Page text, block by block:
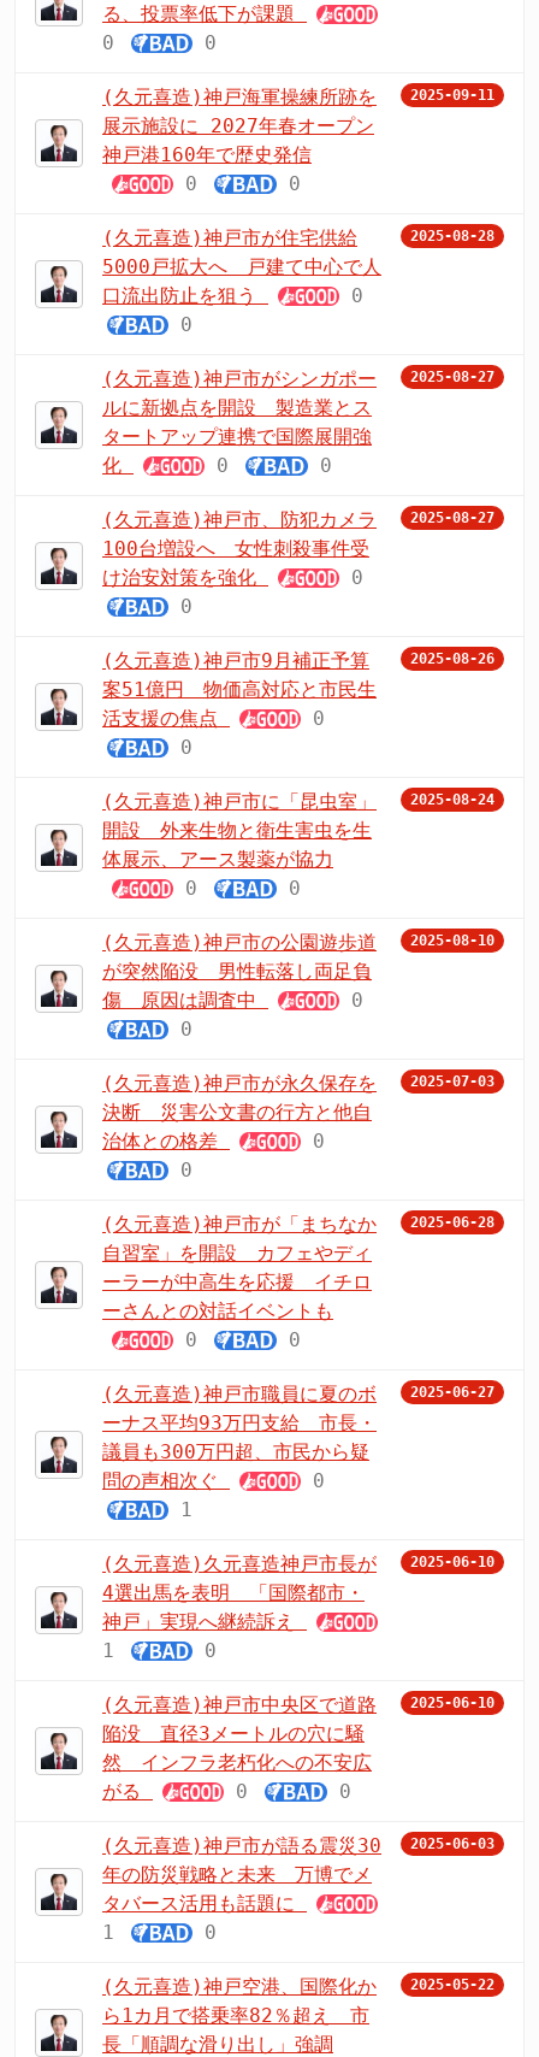
る、投票率低下が課題
0
0
(久元喜造)神戸海軍操練所跡を
展示施設に 2027年春オープン
神戸港160年で歴史発信
0
0
2025-09-11
(久元喜造)神戸市が住宅供給
5000戸拡大へ 戸建て中心で人
口流出防止を狙う
0
0
2025-08-28
(久元喜造)神戸市がシンガポー
ルに新拠点を開設 製造業とス
タートアップ連携で国際展開強
化
0 0
2025-08-27
(久元喜造)神戸市、防犯カメラ
100台増設へ 女性刺殺事件受
け治安対策を強化
0
0
2025-08-27
(久元喜造)神戸市9月補正予算
案51億円 物価高対応と市民生
活支援の焦点
0
0
2025-08-26
(久元喜造)神戸市に「昆虫室」
開設 外来生物と衛生害虫を生
体展示、アース製薬が協力
0
0
2025-08-24
(久元喜造)神戸市の公園遊歩道
が突然陥没 男性転落し両足負
傷 原因は調査中
0
0
2025-08-10
(久元喜造)神戸市が永久保存を
決断 災害公文書の行方と他自
治体との格差
0
0
2025-07-03
(久元喜造)神戸市が「まちなか
自習室」を開設 カフェやディ
ーラーが中高生を応援 イチロ
ーさんとの対話イベントも
0
0
2025-06-28
(久元喜造)神戸市職員に夏のボ
ーナス平均93万円支給 市長・
議員も300万円超、市民から疑
問の声相次ぐ
0
1
2025-06-27
(久元喜造)久元喜造神戸市長が
4選出馬を表明 「国際都市・
神戸」実現へ継続訴え
1
0
2025-06-10
(久元喜造)神戸市中央区で道路
陥没 直径3メートルの穴に騒
然 インフラ老朽化への不安広
がる
0 0
2025-06-10
(久元喜造)神戸市が語る震災30
年の防災戦略と未来 万博でメ
タバース活用も話題に
1
0
2025-06-03
(久元喜造)神戸空港、国際化か
ら1カ月で搭乗率82％超え 市
長「順調な滑り出し」強調
2025-05-22